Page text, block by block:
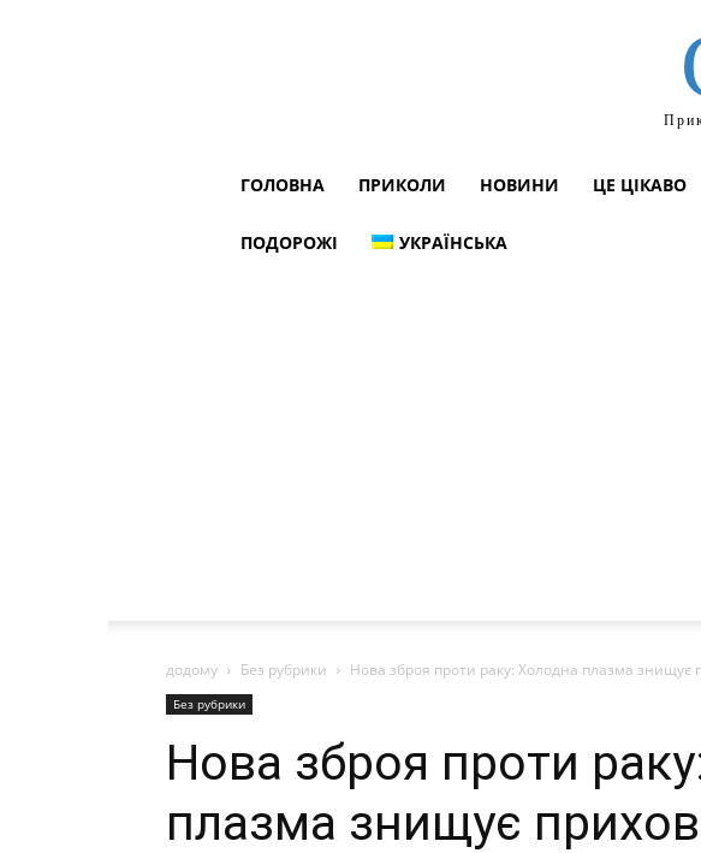
ГОЛОВНА ПРИКОЛИ НОВИНИ ЦЕ ЦІКАВО
ПОДОРОЖІ УКРАЇНСЬКА
додому Без рубрики Нова зброя проти раку: Холодна плазма знищує
Без рубрики
Нова зброя проти
плазма знищує